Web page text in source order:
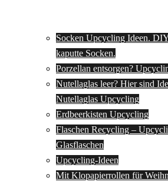
Socken Upcycling Ideen.
kaputte Socken.
Porzellan entsorgen?
Nutellaglas leer? Hier sind
Nutellaglas Upcycling
Erdbeerkisten Upcycling
Flaschen Recycling –
Glasflaschen
Upcycling-Ideen
Mit Klopapierrollen für